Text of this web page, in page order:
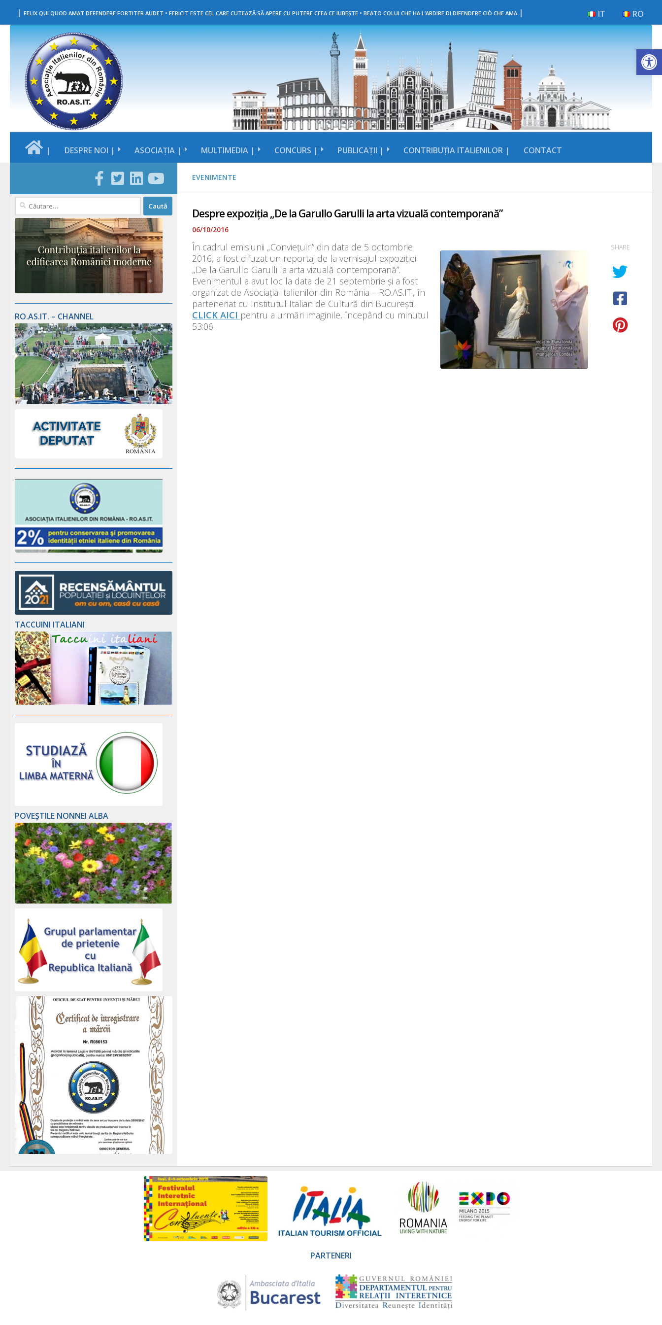
Skip to content
| FELIX QUI QUOD AMAT DEFENDERE FORTITER AUDET • FERICIT ESTE CEL CARE CUTEAZĂ SĂ APERE CU PUTERE CEEA CE IUBEȘTE • BEATO COLUI CHE HA L’ARDIRE DI DIFENDERE CIÒ CHE AMA | RO
IT
| DESPRE NOI | ASOCIAȚIA | MULTIMEDIA | CONCURS | PUBLICAȚII | CONTRIBUȚIA ITALIENILOR | CONTACT
EVENIMENTE
Despre expoziția „De la Garullo Garulli la arta vizuală contemporană”
06/10/2016
În cadrul emisiunii „Conviețuiri” din data de 5 octombrie
2016, a fost difuzat un reportaj de la vernisajul expoziției
„De la Garullo Garulli la arta vizuală contemporană”.
Evenimentul a avut loc la data de 21 septembrie și a fost
organizat de Asociația Italienilor din România – RO.AS.IT., în
parteneriat cu Institutul Italian de Cultură din București.
CLICK AICI pentru a urmări imaginile, începând cu minutul
53:06.
SHARE
Caută
RO.AS.IT. – CHANNEL
TACCUINI ITALIANI
POVEȘTILE NONNEI ALBA
PARTENERI